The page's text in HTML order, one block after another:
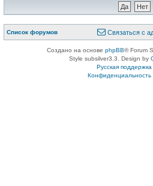
Список форумов Связаться с
Создано на основе phpBB® Forum
Style subsilver3.3. Design by
Русская
Конфиденциальность